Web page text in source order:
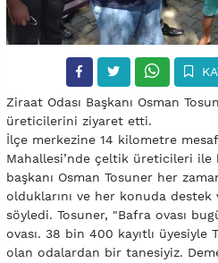
Ziraat Odası Başkanı Osman
üreticilerini ziyaret etti.
İlçe merkezine 14 kilometre
Mahallesi’nde çeltik üreticileri ile
başkanı Osman Tosuner her
olduklarını ve her konuda destek
söyledi. Tosuner, "Bafra ovası
ovası. 38 bin 400 kayıtlı üyesiyle
olan odalardan bir tanesiyiz.